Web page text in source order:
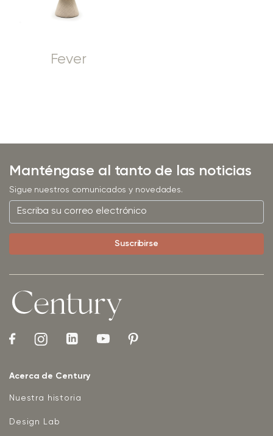
Fever
Manténgase al tanto de las noticias
Sigue nuestros comunicados y novedades.
Acerca de Century
Nuestra historia
Design Lab